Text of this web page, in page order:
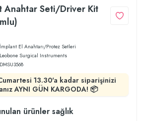
Anahtar Seti/Driver Kit
İmplant El Anahtarı/Protez Setleri
Leobone Surgical Instruments
DMSU3568
13.30'a kadar siparişinizi
AYNI GÜN KARGODA! 📦
ürünler sağlık